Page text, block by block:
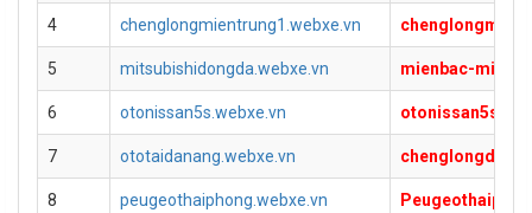
4 chenglongmientrung1.webxe.vn
5 mitsubishidongda.webxe.vn mienbac-
6 otonissan5s.webxe.vn
7 ototaidanang.webxe.vn
8 peugeothaiphong.webxe.vn